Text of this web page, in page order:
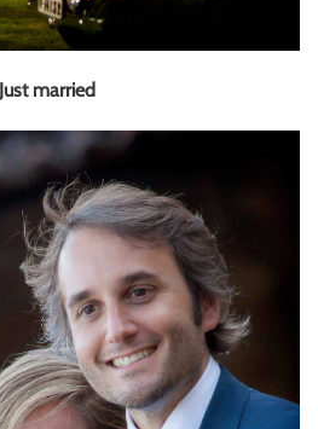
Just married